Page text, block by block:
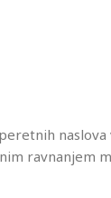
naslova
ravnanjem